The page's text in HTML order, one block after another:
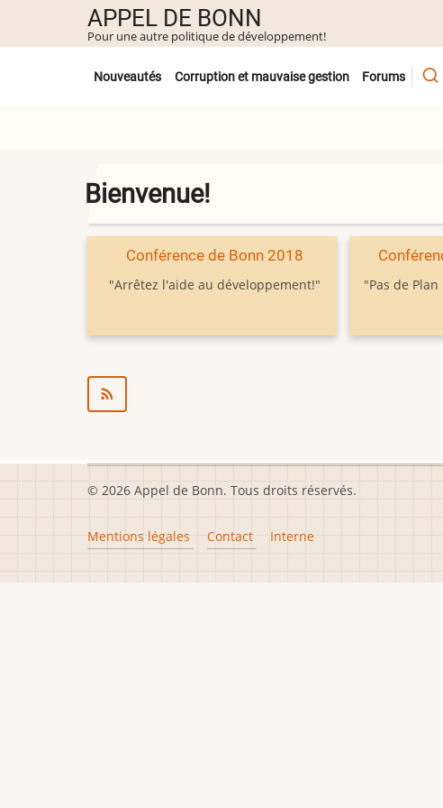
contenu
APPEL DE BONN
Pour une autre politique de développement!
Untermenü
Nouveautés Corruption et mauvaise gestion Forums
Bienvenue!
Conférence de Bonn 2018
"Arrêtez l'aide au développement!" "Pas de
© 2026 Appel de Bonn. Tous droits réservés.
Footer
menu
Mentions légales Contact
Interne